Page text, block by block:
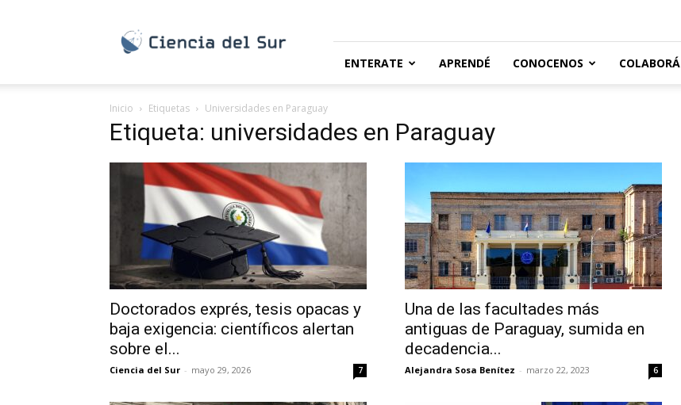
Sur
ENTERATE APRENDÉ CONOCENOS COLABORÁ
Inicio Etiquetas Universidades en Paraguay
Etiqueta: universidades en Paraguay
Doctorados exprés, tesis opacas y
baja exigencia: científicos alertan
sobre el...
Ciencia del Sur - mayo 29, 2026 7
Una de las facultades más
antiguas de Paraguay, sumida en
decadencia...
Alejandra Sosa Benítez - marzo 22, 2023 6